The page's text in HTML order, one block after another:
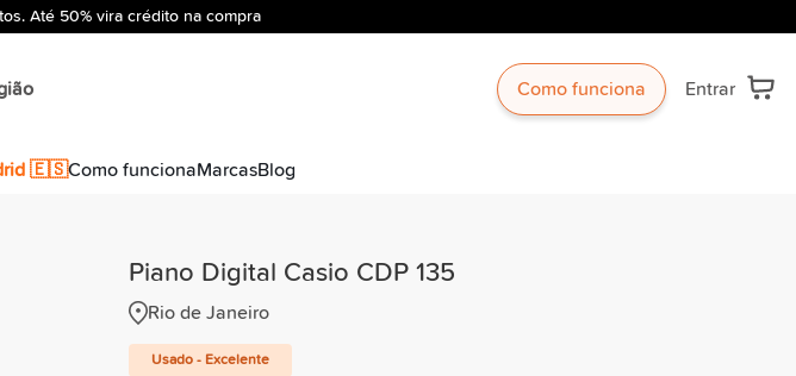
Até 50% vira crédito na compra
Como funciona Entrar
🇪🇸Como funcionaMarcasBlog
Piano Digital Casio CDP 135
Rio de Janeiro
Usado - Excelente